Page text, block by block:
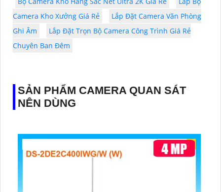
Camera Kho Xưởng Giá Rẻ
Lắp Đặt Camera Văn Phòng
Ghi Âm
Lắp Đặt Trọn Bộ Camera Công Trình Giá Rẻ
Chuyên Ban Đêm
SẢN PHẨM CAMERA QUAN SÁT
NÊN DÙNG